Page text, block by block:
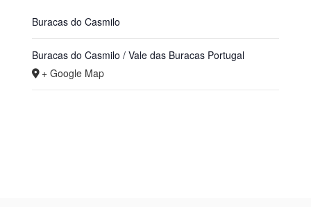
Buracas do Casmilo
Buracas do Casmilo / Vale das Buracas Portugal
+ Google Map